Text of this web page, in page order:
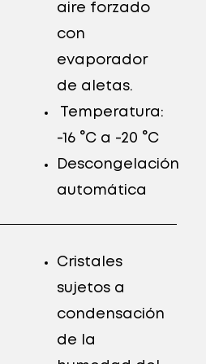
aire forzado
con
evaporador
de aletas.
Temperatura:
-16 °C a -20 °C
Descongelación
automática
Cristales
sujetos a
condensación
de la